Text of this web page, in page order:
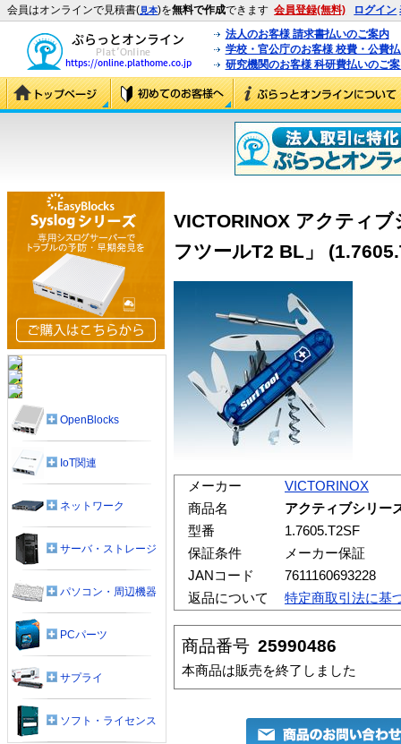
会員はオンラインで見積書(見本)を無料で作成できます 会員登録(無料) ログイン
法人のお客様 請求書払いのご案内
学校・官公庁のお客様 校費・公費
研究機関のお客様 科研費払いのご
VICTORINOX アクティ
フツールT2 BL」
メーカー
VICTORINOX
商品名
アクティブシリー
型番
1.7605.T2SF
保証条件
メーカー保証
JANコード
7611160693228
返品について
特定商取引法に基
商品番号 25990486
本商品は販売を終了しました
OpenBlocks
IoT関連
ネットワーク
サーバ・ストレージ
パソコン・周辺機器
PCパーツ
サプライ
ソフト・ライセンス